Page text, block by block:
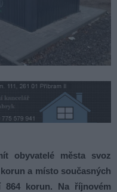
obyvatelé města svoz
a místo současných
korun. Na říjnovém